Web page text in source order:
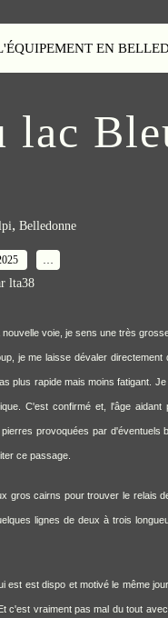
EN
lac
, Belledonne
lta38
nouvelle voie , je sens une très
je me laisse dévaler
plus rapide mais moins fatigant.
C'est confirmé et, l'âge
provoquées par d'éventuels
ce passage.
gros cairns pour trouver le relais
lignes de deux à trois
est dispo et motivé le même
vraiment pas mal du tout